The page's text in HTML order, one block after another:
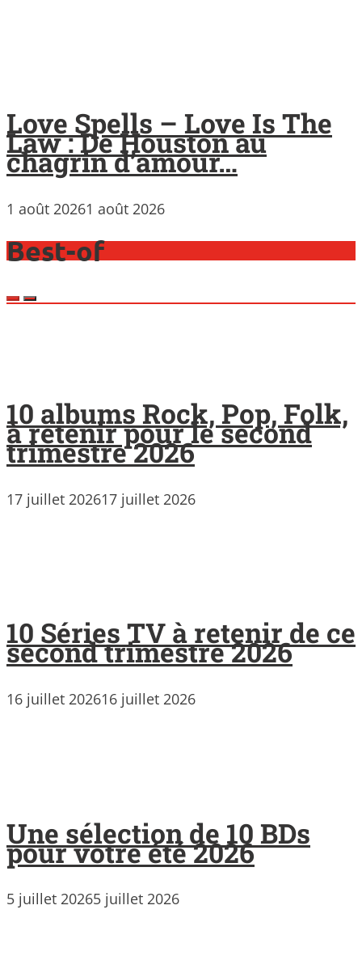
Love Spells – Love Is The
Law : De Houston au
chagrin d’amour…
1 août 20261 août 2026
Best-of
10 albums Rock, Pop, Folk,
à retenir pour le second
trimestre 2026
17 juillet 202617 juillet 2026
10 Séries TV à retenir de ce
second trimestre 2026
16 juillet 202616 juillet 2026
Une sélection de 10 BDs
pour votre été 2026
5 juillet 20265 juillet 2026